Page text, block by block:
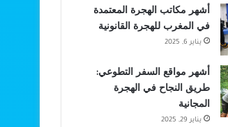
أشهر مكاتب الهجرة المعتمدة
في المغرب للهجرة القانونية
يناير 6, 2025
أشهر مواقع السفر التطوعي:
طريق النجاح في الهجرة
المجانية
يناير 29, 2025